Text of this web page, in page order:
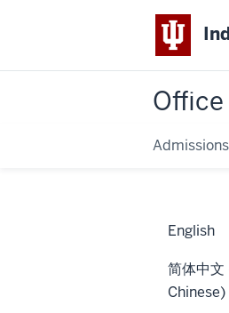
Admissions
English
简体中
Chinese)